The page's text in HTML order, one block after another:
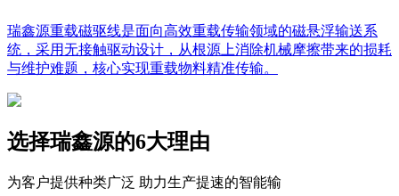
瑞鑫源重载磁驱线是面向高效重载传输领域的磁悬浮输送系
统，采用无接触驱动设计，从根源上消除机械摩擦带来的损耗
与维护难题，核心实现重载物料精准传输。
选择瑞鑫源的6大理由
为客户提供种类广泛 助力生产提速的智能输